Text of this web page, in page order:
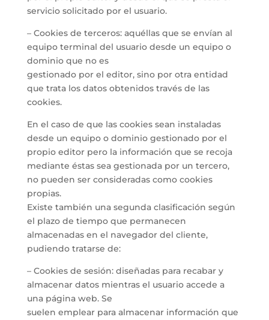
servicio solicitado por el usuario.
– Cookies de terceros: aquéllas que se envían al
equipo terminal del usuario desde un equipo o
dominio que no es
gestionado por el editor, sino por otra entidad
que trata los datos obtenidos través de las
cookies.
En el caso de que las cookies sean instaladas
desde un equipo o dominio gestionado por el
propio editor pero la información que se recoja
mediante éstas sea gestionada por un tercero,
no pueden ser consideradas como cookies
propias.
Existe también una segunda clasificación según
el plazo de tiempo que permanecen
almacenadas en el navegador del cliente,
pudiendo tratarse de:
– Cookies de sesión: diseñadas para recabar y
almacenar datos mientras el usuario accede a
una página web. Se
suelen emplear para almacenar información que